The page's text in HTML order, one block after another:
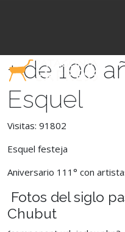
+ de 100
Esquel
Visitas: 91802
Esquel festeja
Aniversario 111° con
Fotos del siglo
Chubut